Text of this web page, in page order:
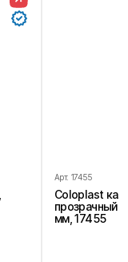
Арт. 17455
Coloplast
прозрачный,
мм, 17455